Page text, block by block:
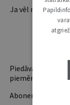
Ja vēl neesi
Iegūsi
Piedāvājam trīs
piemērotākais ir
Abonentu ieguvumi: